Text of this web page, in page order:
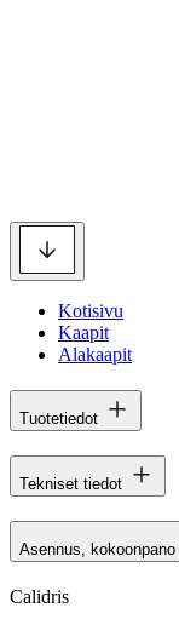
Kotisivu
Kaapit
Alakaapit
Tuotetiedot
Tekniset tiedot
Asennus,
Calidris